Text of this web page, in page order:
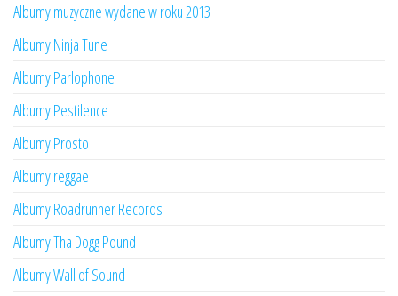
Albumy muzyczne wydane w roku 2013
Albumy Ninja Tune
Albumy Parlophone
Albumy Pestilence
Albumy Prosto
Albumy reggae
Albumy Roadrunner Records
Albumy Tha Dogg Pound
Albumy Wall of Sound